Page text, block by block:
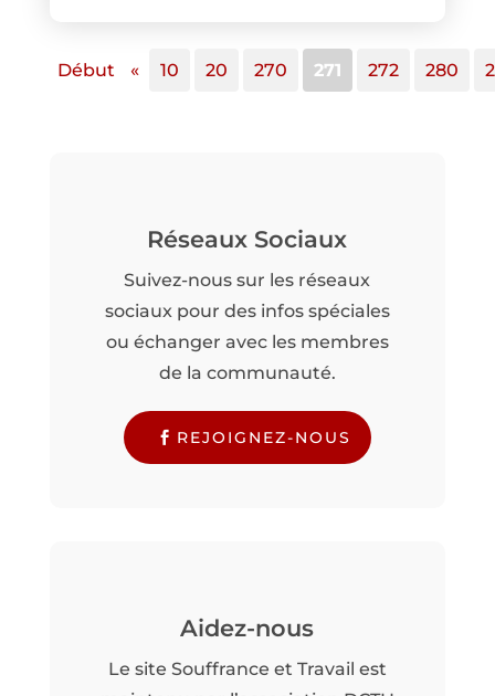
Début « 10 20 270 271 272 280
Réseaux Sociaux
Suivez-nous sur les réseaux
sociaux pour des infos spéciales
ou échanger avec les membres
de la communauté.
REJOIGNEZ-NOUS
Aidez-nous
Le site Souffrance et Travail est